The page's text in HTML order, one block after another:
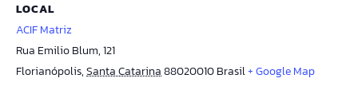
LOCAL
ACIF Matriz
Rua Emilio Blum, 121
Florianópolis,Santa Catarina88020010Brasil+ Google Map